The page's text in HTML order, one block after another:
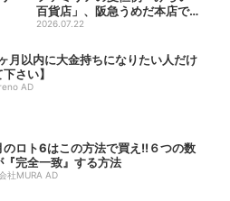
百貨店」、阪急うめだ本店で
開幕…限定グッズを大人買い
2026.07.22
ヶ月以内に大金持ちになりたい人だけ
下さい】
AD
のロト6はこの方法で買え!!６つの数
『完全一致』する方法
社MURA AD